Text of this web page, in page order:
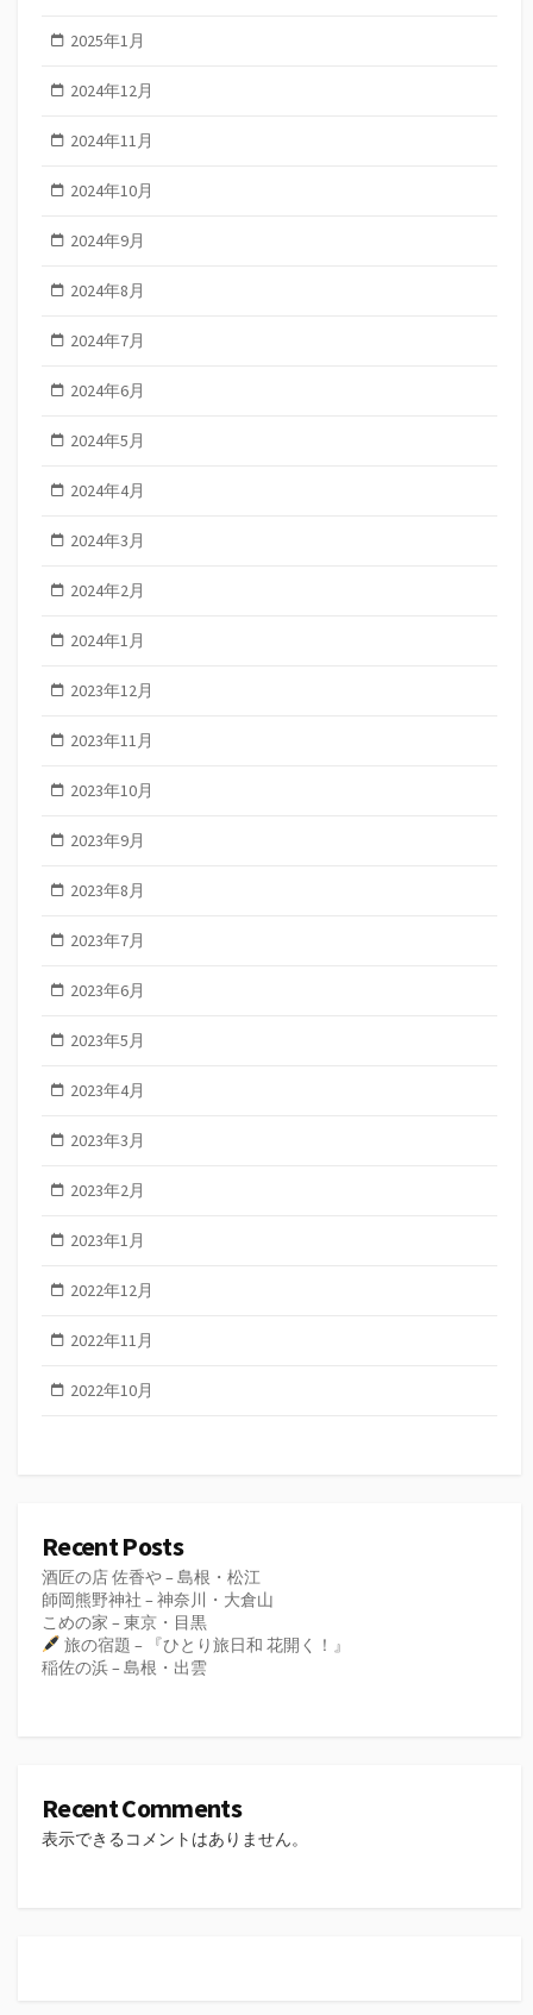
2025年1月
2024年12月
2024年11月
2024年10月
2024年9月
2024年8月
2024年7月
2024年6月
2024年5月
2024年4月
2024年3月
2024年2月
2024年1月
2023年12月
2023年11月
2023年10月
2023年9月
2023年8月
2023年7月
2023年6月
2023年5月
2023年4月
2023年3月
2023年2月
2023年1月
2022年12月
2022年11月
2022年10月
Recent Posts
酒匠の店 佐香や – 島根・松江
師岡熊野神社 – 神奈川・大倉山
こめの家 – 東京・目黒
旅の宿題 – 『ひとり旅日和 花開く！』
稲佐の浜 – 島根・出雲
Recent Comments
表示できるコメントはありません。